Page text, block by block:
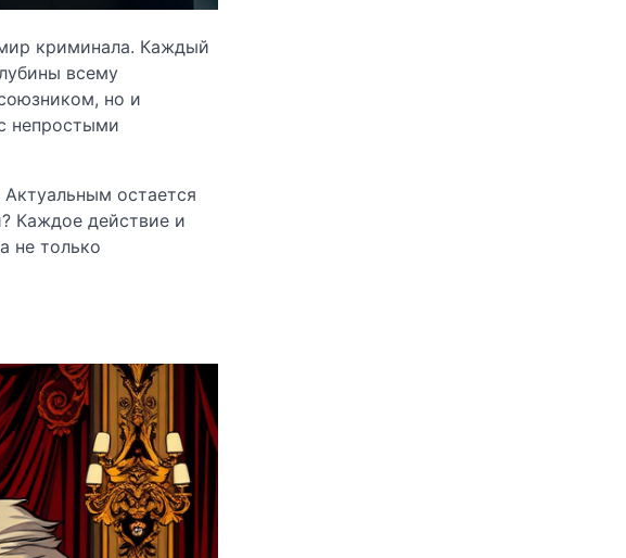
криминала. Каждый
всему
но и
непростыми
остается
Каждое действие и
не только